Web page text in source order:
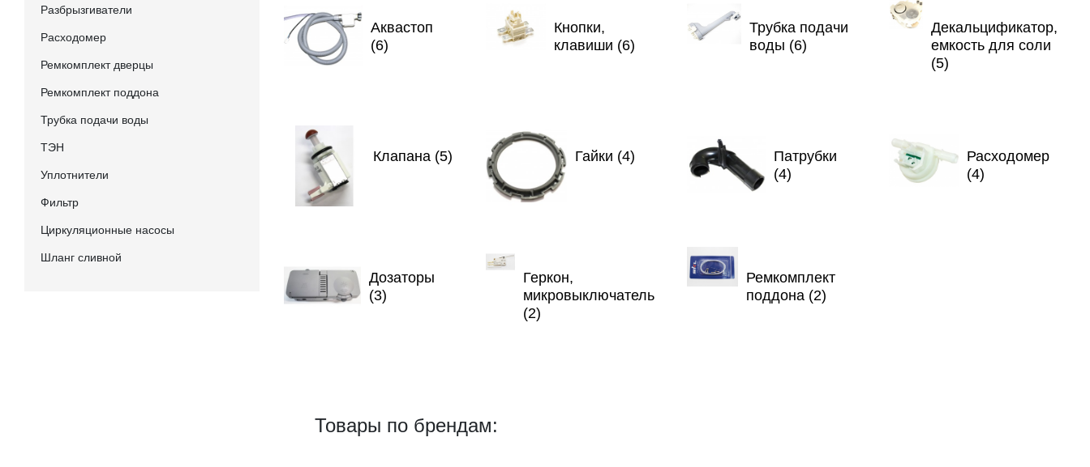
Разбрызгиватели
Расходомер
Ремкомплект дверцы
Ремкомплект поддона
Трубка подачи воды
ТЭН
Уплотнители
Фильтр
Циркуляционные насосы
Шланг сливной
Аквастоп
(6)
Кнопки,
клавиши (6)
Трубка подачи
воды (6)
Декальцификатор,
емкость для соли
(5)
Клапана (5) Гайки (4)
Патрубки
(4)
Расходомер
(4)
Дозаторы
(3)
Геркон,
микровыключатель
(2)
Ремкомплект
поддона (2)
Товары по брендам: